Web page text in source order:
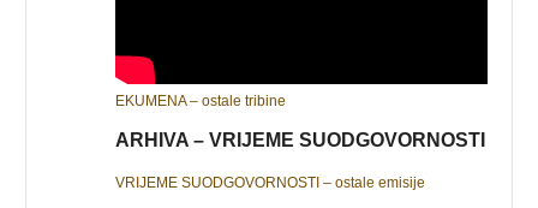
EKUMENA – ostale tribine
ARHIVA – VRIJEME SUODGOVORNOSTI
VRIJEME SUODGOVORNOSTI – ostale emisije